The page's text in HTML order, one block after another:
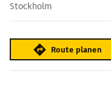
Stockholm
Route planen